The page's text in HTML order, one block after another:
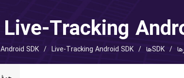
Live-Tracking
/ SDKها /
Android SDK / Live-Tracking Android SDK